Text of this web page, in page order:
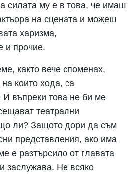
силата му е в това, че имаш
на сцената и можеш
харизма,
и прочие.
както вече споменах,
които хода, са
И въпреки това не би ме
театрални
ли? Защото дори да съм
представления, ако има
е разтърсило от главата
заслужава. Не всяко